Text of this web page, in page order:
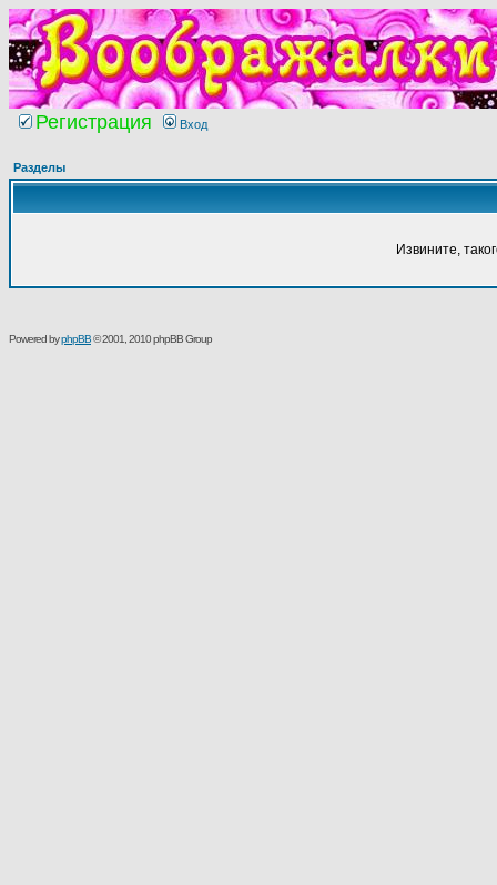
Регистрация Вход
Разделы
Извините,
Powered byphpBB© 2001, 2010 phpBB Group